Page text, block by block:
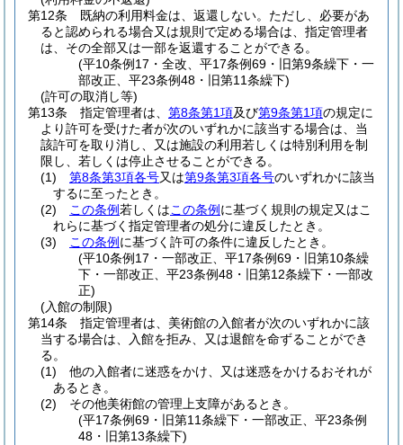
第12条
既納の利用料金は、返還しない。 ただし、必要があ
ると認められる場合又は規則で定める場合は、指定管理者
は、その全部又は一部を返還することができる。
(平10条例17・全改、平17条例69・旧第9条繰下・一
部改正、平23条例48・旧第11条繰下)
(許可の取消し等)
第13条
指定管理者は、 第8条第1項及び第9条第1項の規定に
より許可を受けた者が次のいずれかに該当する場合は、当
該許可を取り消し、又は施設の利用若しくは特別利用を制
限し、若しくは停止させることができる。
(1)
第8条第3項各号又は第9条第3項各号のいずれかに該当
するに至ったとき。
(2)
この条例若しくはこの条例 に基づく規則の規定又はこ
れらに基づく指定管理者の処分に違反したとき。
(3)
この条例 に基づく許可の条件に違反したとき。
(平10条例17・一部改正、平17条例69・旧第10条繰
下・一部改正、平23条例48・旧第12条繰下・一部改
正)
(入館の制限)
第14条
指定管理者は、美術館の入館者が次のいずれかに該
当する場合は、入館を拒み、又は退館を命ずることができ
る。
(1)
他の入館者に迷惑をかけ、又は迷惑をかけるおそれが
あるとき。
(2)
その他美術館の管理上支障があるとき。
(平17条例69・旧第11条繰下・一部改正、平23条例
48・旧第13条繰下)